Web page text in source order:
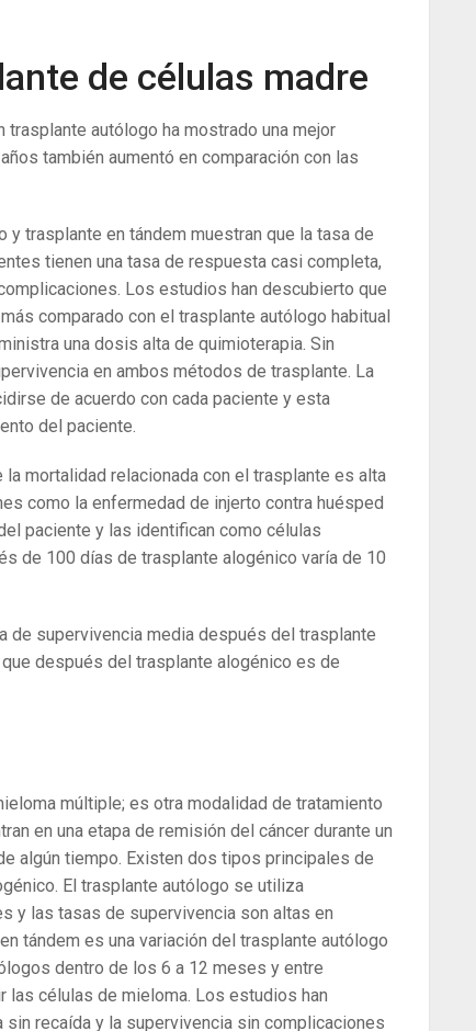
de células madre
autólogo ha mostrado una mejor
también aumentó en comparación con las
trasplante en tándem muestran que la tasa de
tienen una tasa de respuesta casi completa,
Los estudios han descubierto que
comparado con el trasplante autólogo habitual
una dosis alta de quimioterapia. Sin
en ambos métodos de trasplante. La
de acuerdo con cada paciente y esta
del paciente.
mortalidad relacionada con el trasplante es alta
como la enfermedad de injerto contra huésped
paciente y las identifican como células
de 100 días de trasplante alogénico varía de 10
supervivencia media después del trasplante
después del trasplante alogénico es de
múltiple; es otra modalidad de tratamiento
en una etapa de remisión del cáncer durante un
algún tiempo. Existen dos tipos principales de
El trasplante autólogo se utiliza
y las tasas de supervivencia son altas en
tándem es una variación del trasplante autólogo
dentro de los 6 a 12 meses y entre
las células de mieloma. Los estudios han
recaída y la supervivencia sin complicaciones